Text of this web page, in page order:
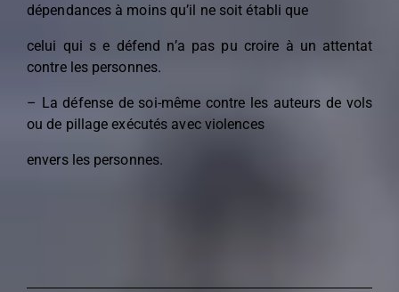
dépendances à moins qu’il ne soit établi que
celui qui s e défend n’a pas pu croire à un attentat
contre les personnes.
– La défense de soi-même contre les auteurs de vols
ou de pillage exécutés avec violences
envers les personnes.